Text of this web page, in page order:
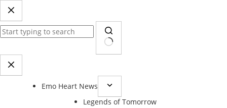
para
o
conteúdo
resultados
Emo Heart News
Legends of Tomorrow